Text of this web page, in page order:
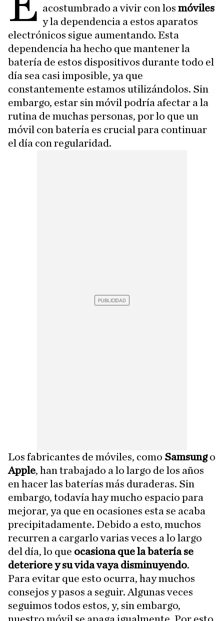
acostumbrado a vivir con losmóviles
y la dependencia a estos aparatos
electrónicos sigue aumentando. Esta
dependencia ha hecho que mantener la
batería de estos dispositivos durante todo el
día sea casi imposible, ya que
constantemente estamos utilizándolos. Sin
embargo, estar sin móvil podría afectar a la
rutina de muchas personas, por lo que un
móvil con batería es crucial para continuar
el día con regularidad.
Los fabricantes de móviles, como Samsungo
Apple, han trabajado a lo largo de los años
en hacer las baterías más duraderas. Sin
embargo, todavía hay mucho espacio para
mejorar, ya que en ocasiones esta se acaba
precipitadamente. Debido a esto, muchos
recurren a cargarlo varias veces a lo largo
del día, lo que ocasiona que la batería se
deteriore y su vida vaya disminuyendo.
Para evitar que esto ocurra, hay muchos
consejos y pasos a seguir. Algunas veces
seguimos todos estos, y, sin embargo,